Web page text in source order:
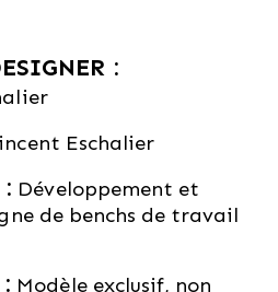
:
Eschalier
: Développement et
de benchs de travail
Modèle exclusif, non